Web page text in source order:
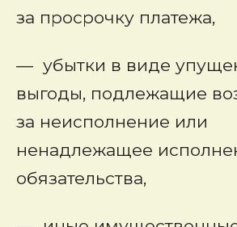
за просрочку платежа,
— убытки в виде
выгоды, подлежащие
за неисполнение или
ненадлежащее
обязательства,